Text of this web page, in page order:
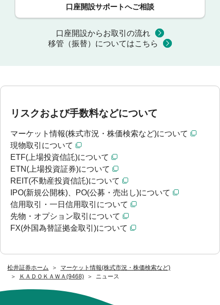
松井証券ホーム
マーケット情報(株式市況・株価検索など)
ＫＡＤＯＫＡＷＡ(9468)
ニュース
口座開設サポートへご相談
口座開設からお取引の流れ
移管（振替）についてはこちら
リスクおよび手数料などについて
マーケット情報(株式市況・株価検索など)について
現物取引について
ETF(上場投資信託)について
ETN(上場投資証券)について
REIT(不動産投資信託)について
IPO(新規公開株)、PO(公募・売出し)について
信用取引・一日信用取引について
先物・オプション取引について
FX(外国為替証拠金取引)について